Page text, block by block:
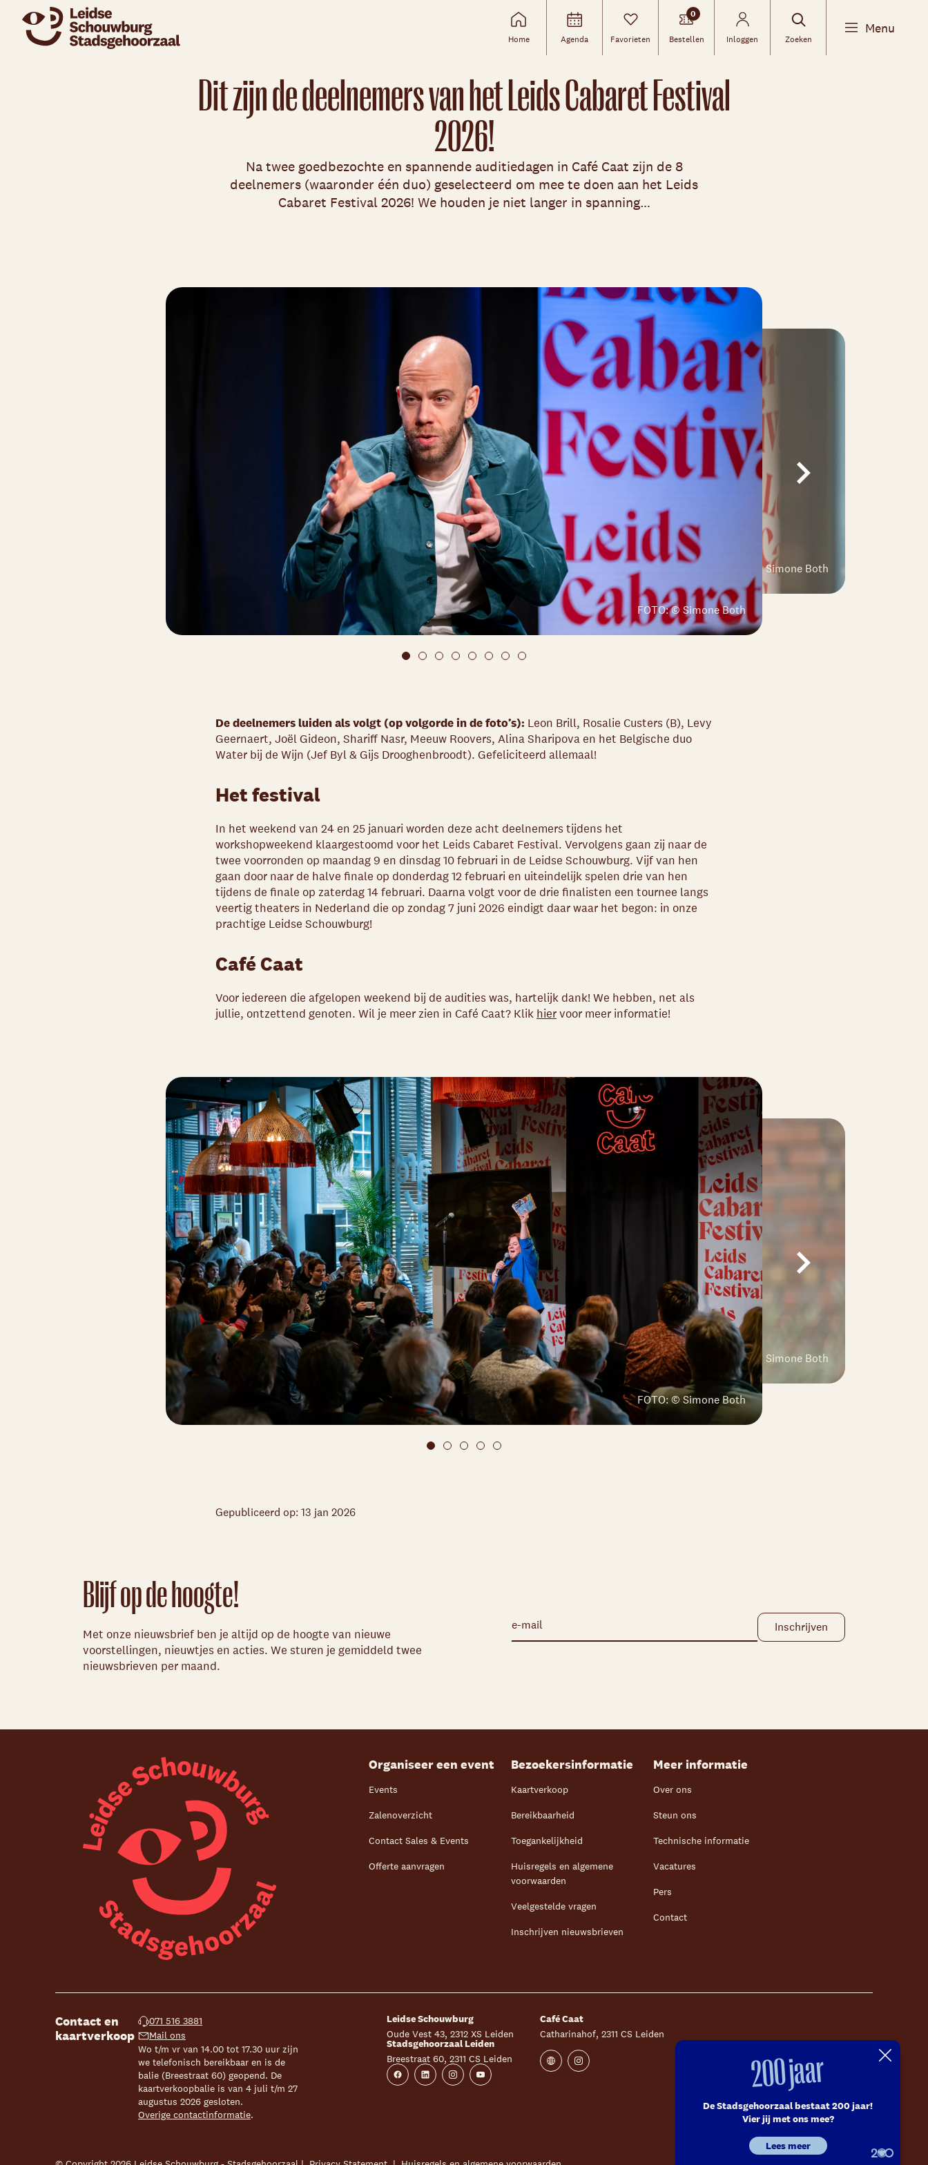
Home Agenda Favorieten
0
Bestellen Inloggen Zoeken
Menu
Dit zijn de deelnemers van het Leids Cabaret Festival
2026!
Na twee goedbezochte en spannende auditiedagen in Café Caat zijn de 8
deelnemers (waaronder één duo) geselecteerd om mee te doen aan het Leids
Cabaret Festival 2026! We houden je niet langer in spanning…
FOTO: © Simone Both
FOTO: © Simone Both
De deelnemers luiden als volgt (op volgorde in de foto’s): Leon Brill, Rosalie Custers (B), Levy
Geernaert, Joël Gideon, Shariff Nasr, Meeuw Roovers, Alina Sharipova en het Belgische duo
Water bij de Wijn (Jef Byl & Gijs Drooghenbroodt). Gefeliciteerd allemaal!
Het festival
In het weekend van 24 en 25 januari worden deze acht deelnemers tijdens het
workshopweekend klaargestoomd voor het Leids Cabaret Festival. Vervolgens gaan zij naar de
twee voorronden op maandag 9 en dinsdag 10 februari in de Leidse Schouwburg. Vijf van hen
gaan door naar de halve finale op donderdag 12 februari en uiteindelijk spelen drie van hen
tijdens de finale op zaterdag 14 februari. Daarna volgt voor de drie finalisten een tournee langs
veertig theaters in Nederland die op zondag 7 juni 2026 eindigt daar waar het begon: in onze
prachtige Leidse Schouwburg!
Café Caat
Voor iedereen die afgelopen weekend bij de audities was, hartelijk dank! We hebben, net als
jullie, ontzettend genoten. Wil je meer zien in Café Caat? Klik hiervoor meer informatie!
FOTO: © Simone Both
FOTO: © Simone Both
Gepubliceerd op: 13 jan 2026
Blijf op de hoogte!
Met onze nieuwsbrief ben je altijd op de hoogte van nieuwe
voorstellingen, nieuwtjes en acties. We sturen je gemiddeld twee
nieuwsbrieven per maand.
Organiseer een event
Events
Zalenoverzicht
Contact Sales & Events
Offerte aanvragen
Bezoekersinformatie
Kaartverkoop
Bereikbaarheid
Toegankelijkheid
Huisregels en algemene
voorwaarden
Veelgestelde vragen
Inschrijven nieuwsbrieven
Meer informatie
Over ons
Steun ons
Technische informatie
Vacatures
Pers
Contact
Contact en
kaartverkoop
071 516 3881
Mail ons
Wo t/m vr van 14.00 tot 17.30 uur zijn
we telefonisch bereikbaar en is de
balie (Breestraat 60) geopend. De
kaartverkoopbalie is van 4 juli t/m 27
augustus 2026 gesloten.
Overige contactinformatie.
Leidse Schouwburg
Oude Vest 43, 2312 XS Leiden
Stadsgehoorzaal Leiden
Breestraat 60, 2311 CS Leiden
FacebookLinkedinInstagramYoutube
Café Caat
Catharinahof, 2311 CS Leiden
WebsiteInstagram 200 jaar
De Stadsgehoorzaal bestaat 200 jaar!
Vier jij met ons mee?
Lees meer